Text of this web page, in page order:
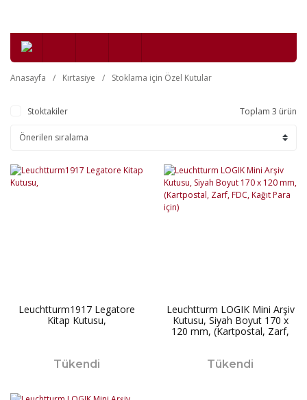
Anasayfa Kırtasiye Stoklama için Özel Kutular
Stoktakiler Toplam 3 ürün
Leuchtturm1917 Legatore
Kitap Kutusu,
Tükendi
Leuchtturm LOGIK Mini Arşiv
Kutusu, Siyah Boyut 170 x
120 mm, (Kartpostal, Zarf,
Tükendi